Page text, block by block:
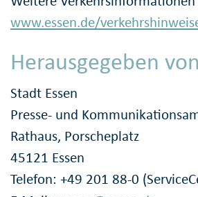
www.essen.de/
Herausgegeben
Stadt Essen
Presse- und
Rathaus, Porscheplatz
45121 Essen
Telefon: +49 201 88-0